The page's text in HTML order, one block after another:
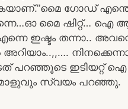
ഗോഡ്
മൈ ഷിറ്റ്… ഐ
ഇഷ്ടം തന്നാ..
പറഞ്ഞൂടെ ഇടിയറ്റ്
സ്വയം പറഞ്ഞു.